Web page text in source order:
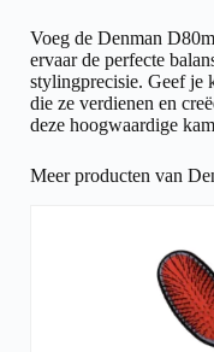
Voeg de Denman
ervaar de perfecte
stylingprecisie. Geef je
die ze verdienen en
deze hoogwaardige
Meer producten van